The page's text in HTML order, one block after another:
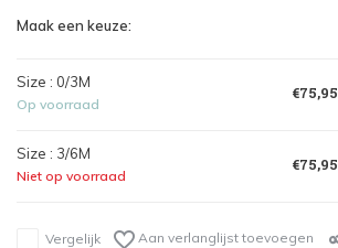
Maak een keuze:
Size : 0/3M
Op voorraad
€75,95
Size : 3/6M
Niet op voorraad
€75,95
Vergelijk Aan verlanglijst toevoegen